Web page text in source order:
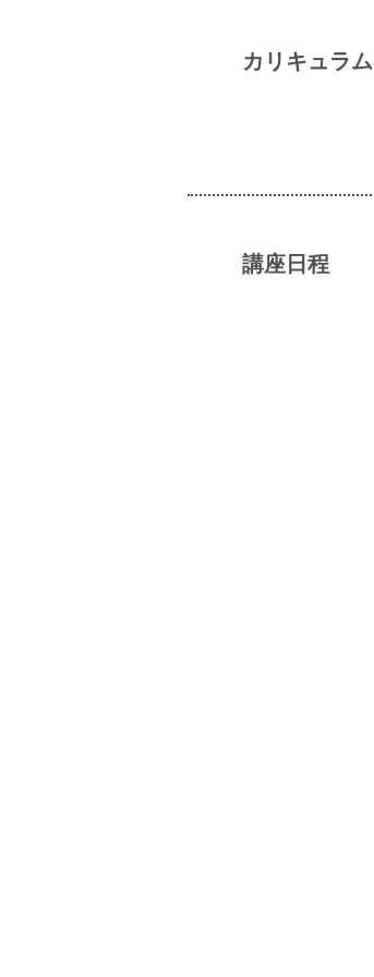
カリキュラム
講座日程